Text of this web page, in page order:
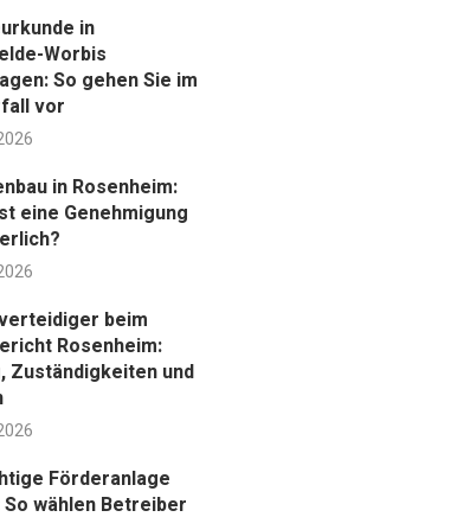
in
Worbis
So gehen Sie im
vor
in Rosenheim:
eine Genehmigung
beim
Rosenheim:
Zuständigkeiten und
Förderanlage
wählen Betreiber